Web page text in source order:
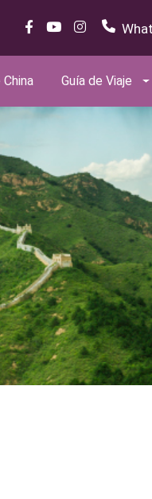
Guía de Viaje